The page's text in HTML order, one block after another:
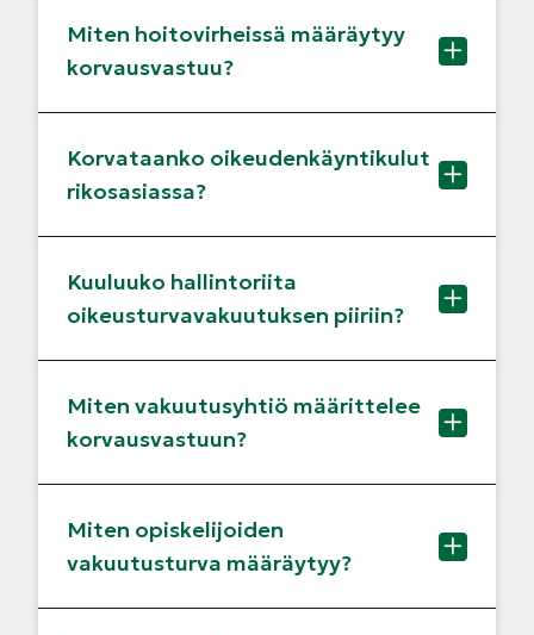
Miten hoitovirheissä määräytyy
korvausvastuu?
Korvataanko oikeudenkäyntikulut
rikosasiassa?
Kuuluuko hallintoriita
oikeusturvavakuutuksen piiriin?
Miten vakuutusyhtiö määrittelee
korvausvastuun?
Miten opiskelijoiden
vakuutusturva määräytyy?